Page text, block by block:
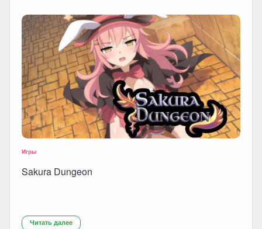
Игры
Sakura Dungeon
Читать далее